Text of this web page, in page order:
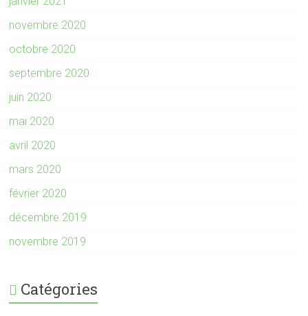
novembre 2020
octobre 2020
septembre 2020
juin 2020
mai 2020
avril 2020
mars 2020
février 2020
décembre 2019
novembre 2019
Catégories